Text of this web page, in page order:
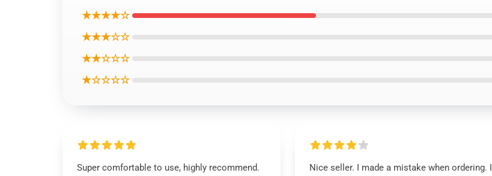
★★★★☆
★★★☆☆
★★☆☆☆
★☆☆☆☆
Super comfortable to use, highly recommend.
Nice seller. I made a mistake when ordering. I